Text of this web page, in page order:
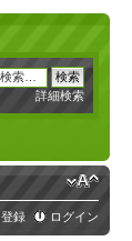
詳細検索
録 ログイン